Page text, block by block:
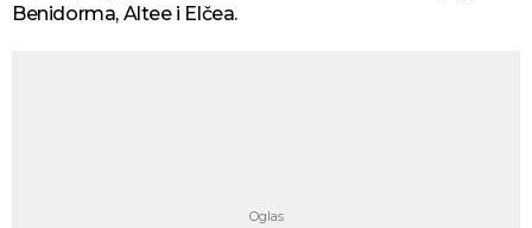
Benidorma, Altee i Elčea.